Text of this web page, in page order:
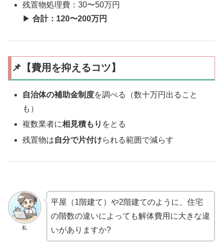
残置物処理費：30〜50万円
▶合計：120〜200万円
📌【費用を抑えるコツ】
自治体の補助金制度を調べる（数十万円出ること
も）
複数業者に相見積もり をとる
残置物は自分で片付けられる範囲で減らす
私
平屋（1階建て）や2階建てのように、住宅
の階数の違いによっても解体費用に大きな違
いがありますか?